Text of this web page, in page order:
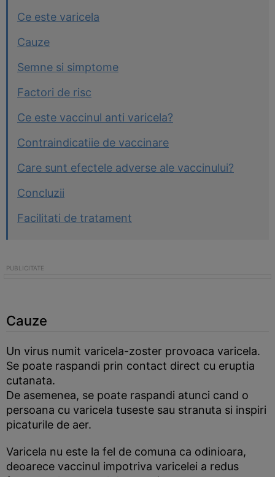
Ce este varicela
Cauze
Semne si simptome
Factori de risc
Ce este vaccinul anti varicela?
Contraindicatiie de vaccinare
Care sunt efectele adverse ale vaccinului?
Concluzii
Facilitati de tratament
Cauze
Un virus numit varicela-zoster provoaca varicela.
Se poate raspandi prin contact direct cu eruptia
cutanata.
De asemenea, se poate raspandi atunci cand o
persoana cu varicela tuseste sau stranuta si inspiri
picaturile de aer.
Varicela nu este la fel de comuna ca odinioara,
deoarece vaccinul impotriva varicelei a redus